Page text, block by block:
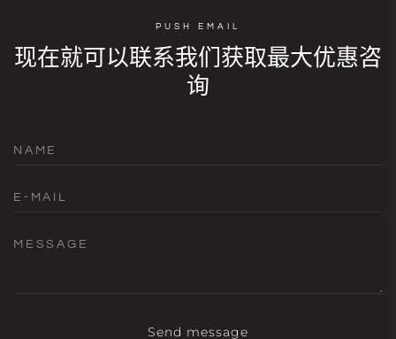
PUSH EMAIL
现在就可以联系我们获取最大优惠咨
询
NAME
E-MAIL
MESSAGE
Send message